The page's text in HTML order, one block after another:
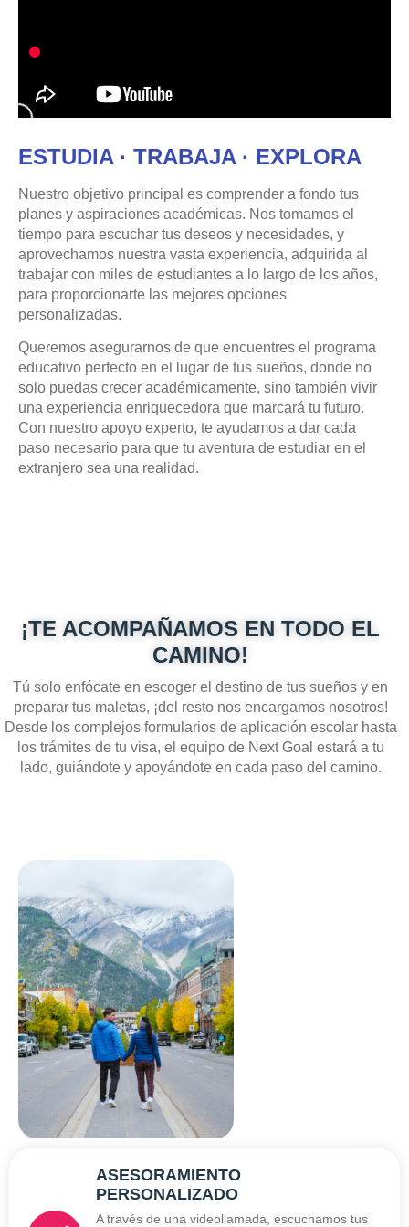
ESTUDIA · TRABAJA · EXPLORA
Nuestro objetivo principal es comprender a fondo tus
planes y aspiraciones académicas. Nos tomamos el
tiempo para escuchar tus deseos y necesidades, y
aprovechamos nuestra vasta experiencia, adquirida al
trabajar con miles de estudiantes a lo largo de los años,
para proporcionarte las mejores opciones
personalizadas.
Queremos asegurarnos de que encuentres el programa
educativo perfecto en el lugar de tus sueños, donde no
solo puedas crecer académicamente, sino también vivir
una experiencia enriquecedora que marcará tu futuro.
Con nuestro apoyo experto, te ayudamos a dar cada
paso necesario para que tu aventura de estudiar en el
extranjero sea una realidad.
¡TE ACOMPAÑAMOS EN TODO EL
CAMINO!
Tú solo enfócate en escoger el destino de tus sueños y en
preparar tus maletas, ¡del resto nos encargamos nosotros!
Desde los complejos formularios de aplicación escolar hasta
los trámites de tu visa, el equipo de Next Goal estará a tu
lado, guiándote y apoyándote en cada paso del camino.
ASESORAMIENTO
PERSONALIZADO
A través de una videollamada, escuchamos tus